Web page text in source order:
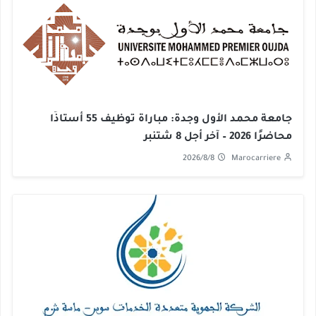
جامعة محمد الأول وجدة: مباراة توظيف 55 أستاذًا
محاضرًا 2026 – آخر أجل 8 شتنبر
Marocarriere
2026/8/8